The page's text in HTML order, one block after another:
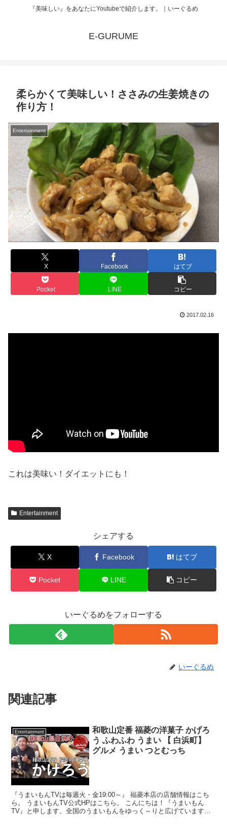
『美味しい』をあなたにYoutubeで紹介します。｜いーぐるめ
E-GURUME
柔らかくて美味しい！ささみの生姜焼きの
作り方！
Entertainment
X Facebook はてブ
Pocket LINE コピー
2017.02.16
これは美味い！ダイエットにも！
Entertainment
シェアする
X Facebook はてブ
Pocket LINE コピー
いーぐるめをフォローする
いーぐるめ
関連記事
Entertainment
和歌山定番 福菱の洋菓子 かげろ
う ふわふわ うまい 【 白浜町】
グルメ うまい つとむっち
『うまいもんTVは毎週火・金19:00～』 福菱本店の店舗情報はこち
ら。 うまいもんTV公式HPはこちら。 こんにちは！『うまいもん
TV』と申します。全国のうまいもんをゆっく～りと広げています。